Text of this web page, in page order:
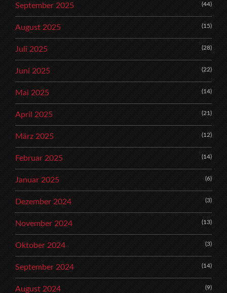
September 2025 (44)
August 2025 (15)
Juli 2025 (28)
Juni 2025 (22)
Mai 2025 (14)
April 2025 (21)
März 2025 (12)
Februar 2025 (14)
Januar 2025 (6)
Dezember 2024 (3)
November 2024 (13)
Oktober 2024 (3)
September 2024 (14)
August 2024 (9)